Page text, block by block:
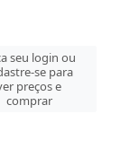
seu login ou
se para
preços e
comprar